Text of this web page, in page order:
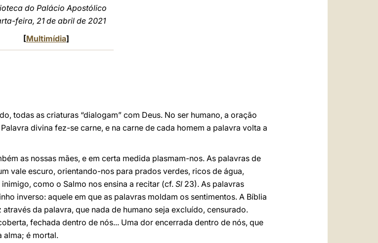
do Palácio Apostólico
feira, 21 de abril de 2021
[Multimídia]
todas as criaturas “dialogam” com Deus. No ser humano, a oração
divina fez-se carne, e na carne de cada homem a palavra volta a
as nossas mães, e em certa medida plasmam-nos. As palavras de
vale escuro, orientando-nos para prados verdes, ricos de água,
como o Salmo nos ensina a recitar (cf. Sl 23). As palavras
inverso: aquele em que as palavras moldam os sentimentos. A Bíblia
da palavra, que nada de humano seja excluído, censurado.
fechada dentro de nós... Uma dor encerrada dentro de nós, que
alma; é mortal.